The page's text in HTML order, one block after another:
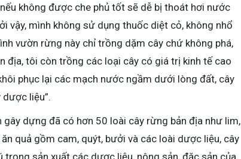
không được che phủ tốt sẽ dễ bị thoát hơi nước
vậy, mình không sử dụng thuốc diệt cỏ, không nhổ
vườn rừng này chỉ trồng dặm cây chứ không phá,
địa, tôi còn trồng các loại cây có giá trị kinh tế cao
phục lại các mạch nước ngầm dưới lòng đất, cây
liệu”.
gây dựng đã có hơn 50 loài cây rừng bản địa như lim,
quả gồm cam, quýt, bưởi và các loài dược liệu, cây
sản xuất các dược liệu, nông sản, đặc sản của